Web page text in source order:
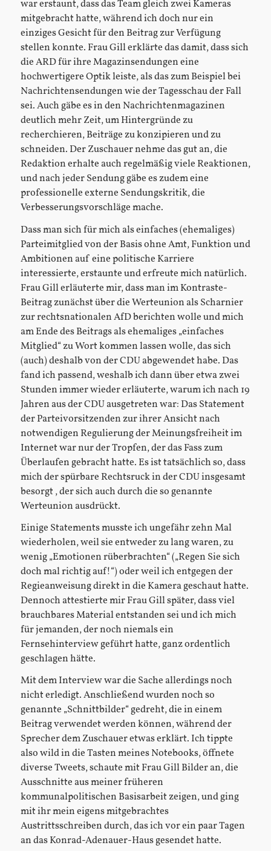
war erstaunt, dass das Team gleich zwei Kameras
mitgebracht hatte, während ich doch nur ein
einziges Gesicht für den Beitrag zur Verfügung
stellen konnte. Frau Gill erklärte das damit, dass sich
die ARD für ihre Magazinsendungen eine
hochwertigere Optik leiste, als das zum Beispiel bei
Nachrichtensendungen wie der Tagesschau der Fall
sei. Auch gäbe es in den Nachrichtenmagazinen
deutlich mehr Zeit, um Hintergründe zu
recherchieren, Beiträge zu konzipieren und zu
schneiden. Der Zuschauer nehme das gut an, die
Redaktion erhalte auch regelmäßig viele Reaktionen,
und nach jeder Sendung gäbe es zudem eine
professionelle externe Sendungskritik, die
Verbesserungsvorschläge mache.
Dass man sich für mich als einfaches (ehemaliges)
Parteimitglied von der Basis ohne Amt, Funktion und
Ambitionen auf eine politische Karriere
interessierte, erstaunte und erfreute mich natürlich.
Frau Gill erläuterte mir, dass man im Kontraste-
Beitrag zunächst über die Werteunion als Scharnier
zur rechtsnationalen AfD berichten wolle und mich
am Ende des Beitrags als ehemaliges „einfaches
Mitglied“ zu Wort kommen lassen wolle, das sich
(auch) deshalb von der CDU abgewendet habe. Das
fand ich passend, weshalb ich dann über etwa zwei
Stunden immer wieder erläuterte, warum ich nach 19
Jahren aus der CDU ausgetreten war: Das Statement
der Parteivorsitzenden zur ihrer Ansicht nach
notwendigen Regulierung der Meinungsfreiheit im
Internet war nur der Tropfen, der das Fass zum
Überlaufen gebracht hatte. Es ist tatsächlich so, dass
mich der spürbare Rechtsruck in der CDU insgesamt
besorgt , der sich auch durch die so genannte
Werteunion ausdrückt.
Einige Statements musste ich ungefähr zehn Mal
wiederholen, weil sie entweder zu lang waren, zu
wenig „Emotionen rüberbrachten“ („Regen Sie sich
doch mal richtig auf!“) oder weil ich entgegen der
Regieanweisung direkt in die Kamera geschaut hatte.
Dennoch attestierte mir Frau Gill später, dass viel
brauchbares Material entstanden sei und ich mich
für jemanden, der noch niemals ein
Fernsehinterview geführt hatte, ganz ordentlich
geschlagen hätte.
Mit dem Interview war die Sache allerdings noch
nicht erledigt. Anschließend wurden noch so
genannte „Schnittbilder“ gedreht, die in einem
Beitrag verwendet werden können, während der
Sprecher dem Zuschauer etwas erklärt. Ich tippte
also wild in die Tasten meines Notebooks, öffnete
diverse Tweets, schaute mit Frau Gill Bilder an, die
Ausschnitte aus meiner früheren
kommunalpolitischen Basisarbeit zeigen, und ging
mit ihr mein eigens mitgebrachtes
Austrittsschreiben durch, das ich vor ein paar Tagen
an das Konrad-Adenauer-Haus gesendet hatte.